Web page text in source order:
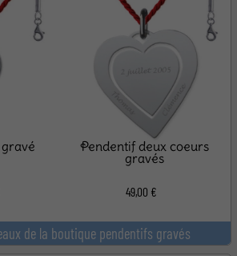
Pendentif deux coeurs
gravés
49,00 €
de la boutique pendentifs gravés